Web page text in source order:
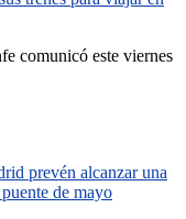
comunicó este viernes
prevén alcanzar una
de mayo